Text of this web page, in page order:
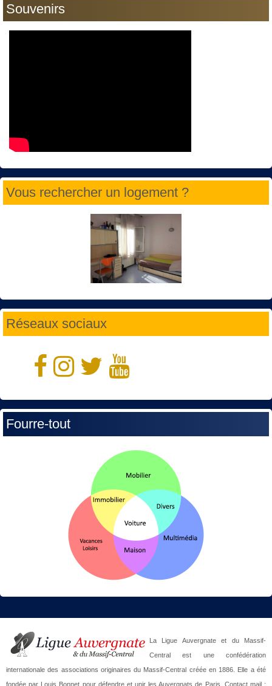
Souvenirs
Vous rechercher un logement ?
Réseaux sociaux
Fourre-tout
La Ligue Auvergnate et du Massif-
Central est une confédération
internationale des associations originaires du Massif-Central créée en 1886. Elle a été
fondée par Louis Bonnet pour défendre et unir les Auvergnats de Paris. Contact mail :